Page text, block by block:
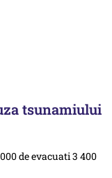
tsunamiului